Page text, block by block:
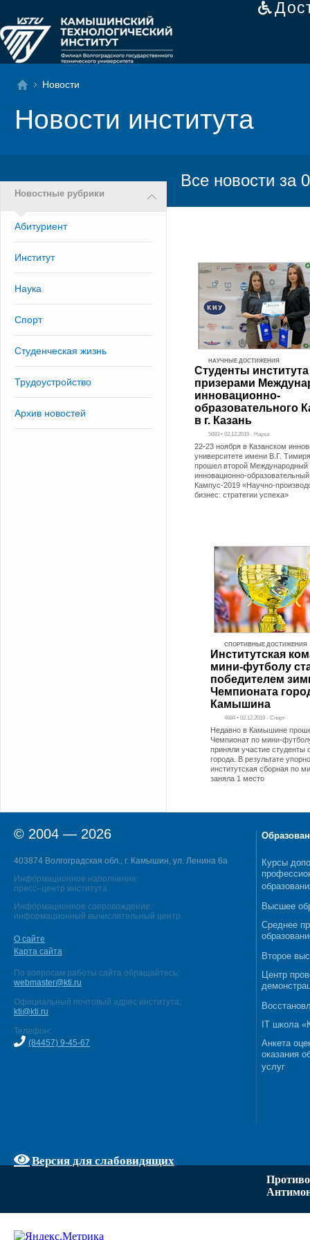
Новости
Новости института
Новостные рубрики
Абитуриент
Институт
Наука
Спорт
Студенческая жизнь
Трудоустройство
Архив новостей
Все новости за
НАУЧНЫЕ ДОСТИЖЕНИЯ
Студенты
призерами
инновационно-
образовательного
в г. Казань
5093 • 02.12.2019 - Наука
22-23 ноября в Казанском
университете имени В.Г.
прошел второй Международный
инновационно-образовательный
Кампус-2019 «Научно-
бизнес: стратегии успеха»
СПОРТИВНЫЕ ДОСТИЖЕНИЯ
Институтская
мини-футболу
победителем
Чемпионата
Камышина
4684 • 02.12.2019 - Спорт
Недавно в Камышине
Чемпионат по мини-
приняли участие студенты
города. В результате
институтская сборная по
заняла 1 место
© 2004 — 2026
403874 Волгоградская обл., г. Камышин, ул. Ленина 6а
Информационное наполнение:
пресс–центр института
Информационное сопровождение:
информационный вычислительный центр
О сайте
Карта сайта
По вопросам работы сайта обращайтесь:
webmaster@kti.ru
Официальный почтовый адрес института:
kti@kti.ru
Телефон:
(84457) 9-45-67
Версия для слабовидящих
Курсы
Высшее
Среднее
Второе
Центр
IT школа
Анкета
оказания
услуг